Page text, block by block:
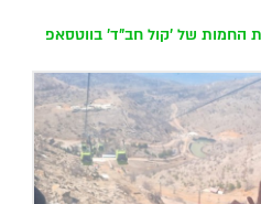
החמות של 'קול חב"ד' בווטסאפ